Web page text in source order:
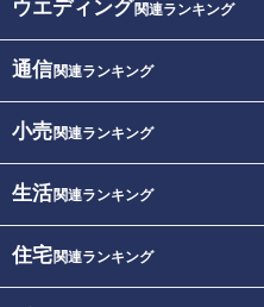
ウエディング関連ランキング
通信関連ランキング
小売関連ランキング
生活関連ランキング
住宅関連ランキング